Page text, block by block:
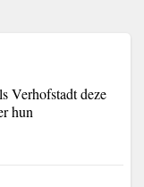
Verhofstadt deze
hun